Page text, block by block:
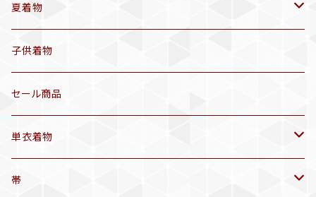
袷着物(10〜5月頃)
セオα 着物(5〜9月頃)
三分紐
帯揚げ
羽織
夏着物
アンティーク着物
リサイクル着物
子供着物
セール商品
単衣着物
アンティーク着物
帯